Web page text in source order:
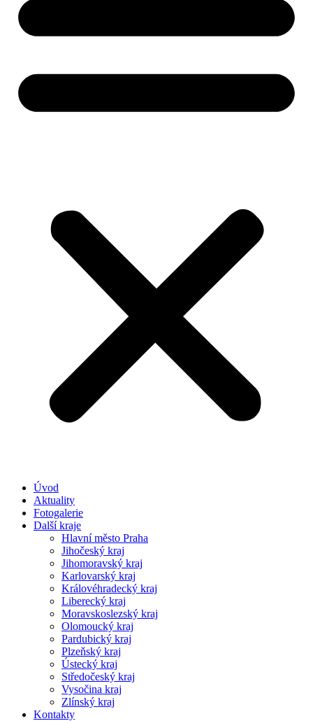
Úvod
Aktuality
Fotogalerie
Další kraje
Hlavní město Praha
Jihočeský kraj
Jihomoravský kraj
Karlovarský kraj
Královéhradecký kraj
Liberecký kraj
Moravskoslezský kraj
Olomoucký kraj
Pardubický kraj
Plzeňský kraj
Ústecký kraj
Středočeský kraj
Vysočina kraj
Zlínský kraj
Kontakty